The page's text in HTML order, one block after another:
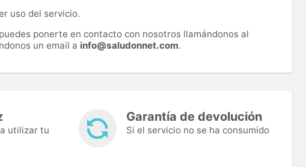
uso del servicio.
ponerte en contacto con nosotros llamándonos al
un email a info@saludonnet.com.
utilizar tu
Garantía de devolución
Si el servicio no se ha consumido